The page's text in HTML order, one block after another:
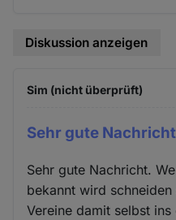
Diskussion anzeigen
Sim (nicht überprüft)
Sehr gute
Sehr gute Nachricht.
bekannt wird
Vereine damit selbst